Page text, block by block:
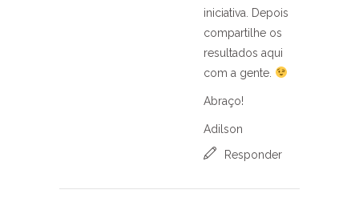
iniciativa. Depois
compartilhe os
resultados aqui
com a gente.
Abraço!
Adilson
Responder